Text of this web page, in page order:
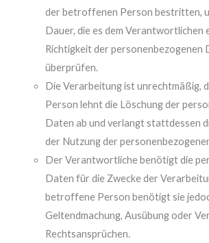
der betroffenen Person bestritten,
Dauer, die es dem Verantwortlichen
Richtigkeit der personenbezogenen
überprüfen.
Die Verarbeitung ist unrechtmäßig,
Person lehnt die Löschung der
Daten ab und verlangt stattdessen
der Nutzung der
Der Verantwortliche benötigt die
Daten für die Zwecke der
betroffene Person benötigt sie
Geltendmachung, Ausübung oder
Rechtsansprüchen.